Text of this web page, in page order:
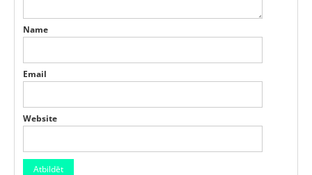
Name
Email
Website